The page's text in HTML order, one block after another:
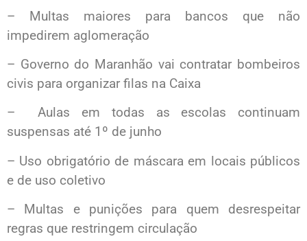
– Multas maiores para bancos que não
impedirem aglomeração
– Governo do Maranhão vai contratar bombeiros
civis para organizar filas na Caixa
– Aulas em todas as escolas continuam
suspensas até 1º de junho
– Uso obrigatório de máscara em locais públicos
e de uso coletivo
– Multas e punições para quem desrespeitar
regras que restringem circulação